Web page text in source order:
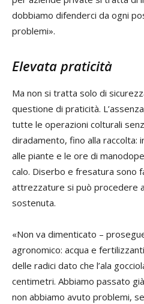
dobbiamo difenderci da ogni
problemi».
Elevata praticità
Ma non si tratta solo di
questione di praticità.
tutte le operazioni colturali
diradamento, fino alla raccolta:
alle piante e le ore di
calo. Diserbo e fresatura sono
attrezzature si può procedere
sostenuta.
«Non va dimenticato –
agronomico: acqua e
delle radici dato che l’ala
centimetri. Abbiamo passato
non abbiamo avuto problemi,